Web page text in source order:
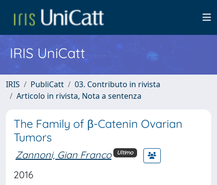
IRIS UniCatt
IRIS PubliCatt
03. Contributo in rivista
Articolo in rivista, Nota a sentenza
The Family of β-Catenin Ovarian
Tumors
Zannoni, Gian Franco Ultimo
2016